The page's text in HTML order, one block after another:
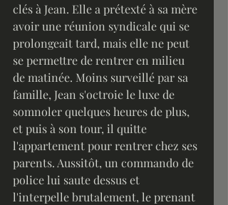
clés à Jean. Elle a prétexté à sa mère
avoir une réunion syndicale qui se
prolongeait tard, mais elle ne peut
se permettre de rentrer en milieu
de matinée. Moins surveillé par sa
famille, Jean s'octroie le luxe de
somnoler quelques heures de plus,
et puis à son tour, il quitte
l'appartement pour rentrer chez ses
parents. Aussitôt, un commando de
police lui saute dessus et
l'interpelle brutalement, le prenant